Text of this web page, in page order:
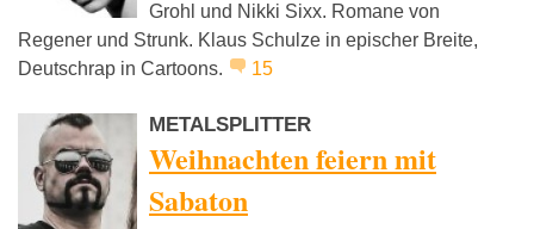
Grohl und Nikki Sixx. Romane von
Regener und Strunk. Klaus Schulze in epischer Breite,
Deutschrap in Cartoons.
15
METALSPLITTER
Weihnachten feiern mit
Sabaton